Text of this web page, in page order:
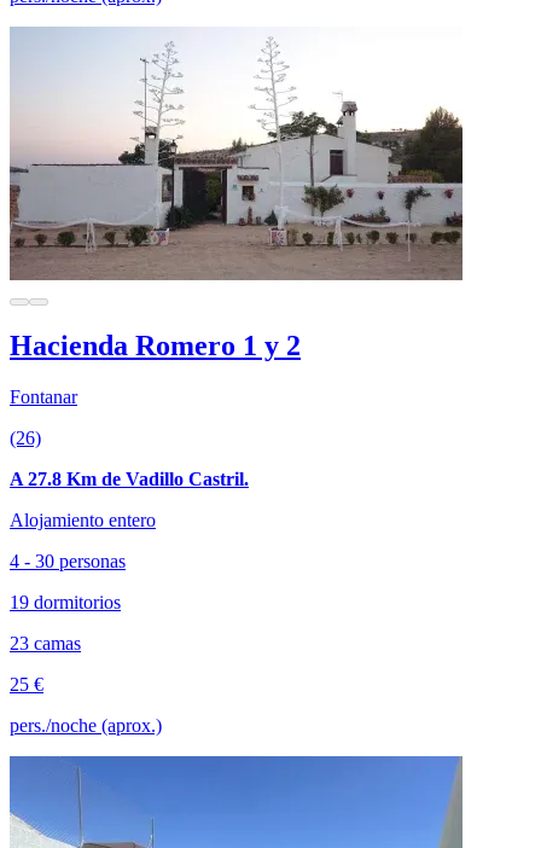
Hacienda Romero 1 y 2
Fontanar
(26)
A 27.8 Km de Vadillo Castril.
Alojamiento entero
4 - 30 personas
19 dormitorios
23 camas
25 €
pers./noche (aprox.)